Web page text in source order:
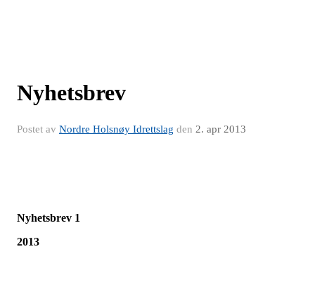
Nyhetsbrev
Postet av Nordre Holsnøy Idrettslag den 2. apr 2013
Nyhetsbrev 1
2013